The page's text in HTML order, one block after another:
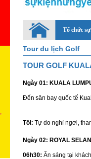
Tổ chức
Tour du lịch Golf
TOUR GOLF
Ngày 01: KUALA
Đến sân bay quốc tế
Tối: Tự do nghỉ ngơi,
Ngày 02: ROYAL
06h30: Ăn sáng tại